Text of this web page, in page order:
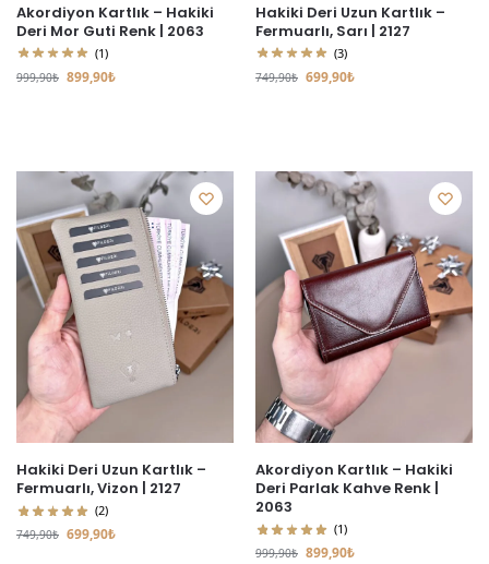
Akordiyon Kartlık – Hakiki
Deri Mor Guti Renk | 2063
(1)
999,90₺ 899,90₺
Hakiki Deri Uzun Kartlık –
Fermuarlı, Sarı | 2127
(3)
749,90₺ 699,90₺
Hakiki Deri Uzun Kartlık –
Fermuarlı, Vizon | 2127
(2)
749,90₺ 699,90₺
Akordiyon Kartlık – Hakiki
Deri Parlak Kahve Renk |
2063
(1)
999,90₺ 899,90₺